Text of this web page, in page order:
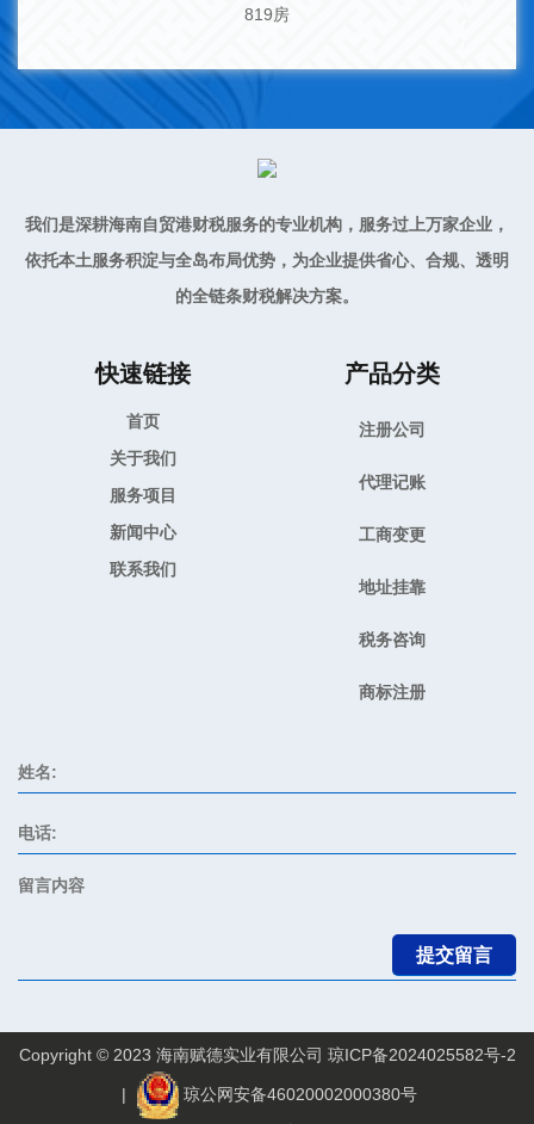
819房
我们是深耕海南自贸港财税服务的专业机构，服务过上万家企业，
依托本土服务积淀与全岛布局优势，为企业提供省心、合规、透明
的全链条财税解决方案。
快速链接
首页
关于我们
服务项目
新闻中心
联系我们
产品分类
注册公司
代理记账
工商变更
地址挂靠
税务咨询
商标注册
Copyright © 2023 海南赋德实业有限公司 琼ICP备2024025582号-2
| 琼公网安备46020002000380号